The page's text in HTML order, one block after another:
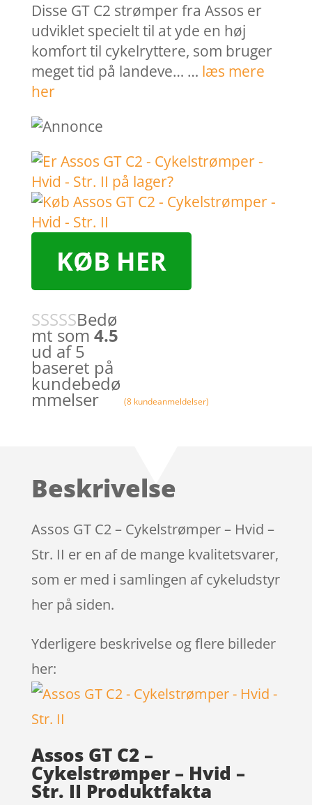
Disse GT C2 strømper fra Assos er
udviklet specielt til at yde en høj
komfort til cykelryttere, som bruger
meget tid på landeve… … læs mere
her
KØB HER
Bedø
mt som 4.5
ud af 5
baseret på
kundebedø
mmelser (8 kundeanmeldelser)
Beskrivelse
Assos GT C2 – Cykelstrømper – Hvid –
Str. II er en af de mange kvalitetsvarer,
som er med i samlingen af cykeludstyr
her på siden.
Yderligere beskrivelse og flere billeder
her:
Assos GT C2 –
Cykelstrømper – Hvid –
Str. II Produktfakta